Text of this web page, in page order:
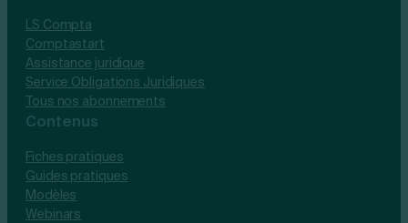
LS Compta
Comptastart
Assistance juridique
Service Obligations Juridiques
Tous nos abonnements
Contenus
Fiches pratiques
Guides pratiques
Modèles
Webinars